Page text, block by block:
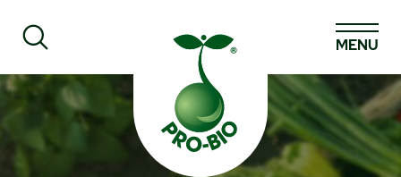
Prohledat PRO-BIO
MENU